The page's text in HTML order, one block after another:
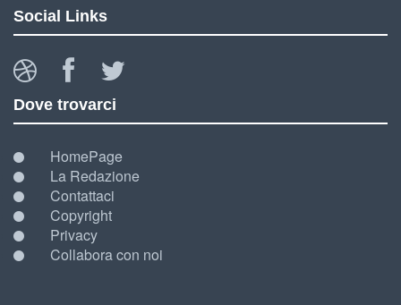
Social Links
Dove trovarci
HomePage
La Redazione
Contattaci
Copyright
Privacy
Collabora con noi